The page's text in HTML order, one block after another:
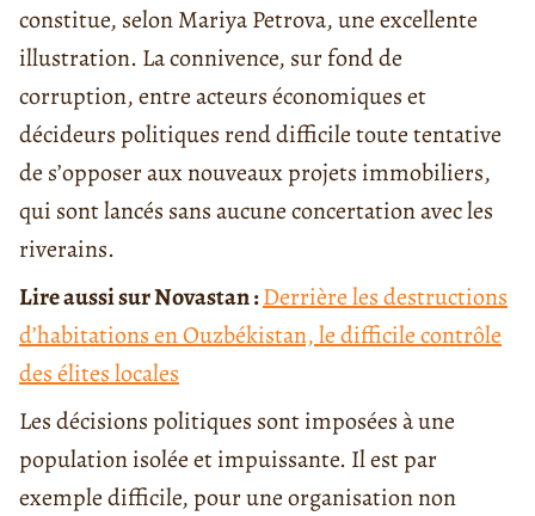
constitue, selon Mariya Petrova, une excellente
illustration. La connivence, sur fond de
corruption, entre acteurs économiques et
décideurs politiques rend difficile toute tentative
de s’opposer aux nouveaux projets immobiliers,
qui sont lancés sans aucune concertation avec les
riverains.
Lire aussi sur Novastan :Derrière les destructions
d’habitations en Ouzbékistan, le difficile contrôle
des élites locales
Les décisions politiques sont imposées à une
population isolée et impuissante. Il est par
exemple difficile, pour une organisation non